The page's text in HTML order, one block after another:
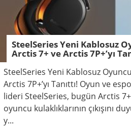
SteelSeries Yeni Kablosuz
Arctis 7+ ve Arctis 7P+’yı
SteelSeries Yeni Kablosuz
Arctis 7P+’yı Tanıttı! Oyun ve
lideri SteelSeries, bugün Arctis
oyuncu kulaklıklarının çıkışını
y...